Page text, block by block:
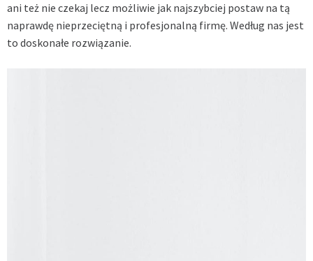
ani też nie czekaj lecz możliwie jak najszybciej postaw na tą
naprawdę nieprzeciętną i profesjonalną firmę. Według nas jest
to doskonałe rozwiązanie.